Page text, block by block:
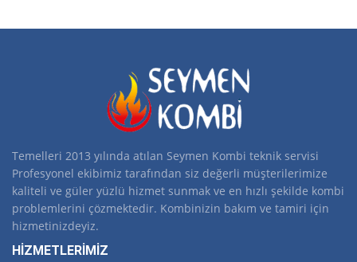
Temelleri 2013 yılında atılan Seymen Kombi teknik servisi
Profesyonel ekibimiz tarafından siz değerli müşterilerimize
kaliteli ve güler yüzlü hizmet sunmak ve en hızlı şekilde kombi
problemlerini çözmektedir. Kombinizin bakım ve tamiri için
hizmetinizdeyiz.
HİZMETLERİMİZ